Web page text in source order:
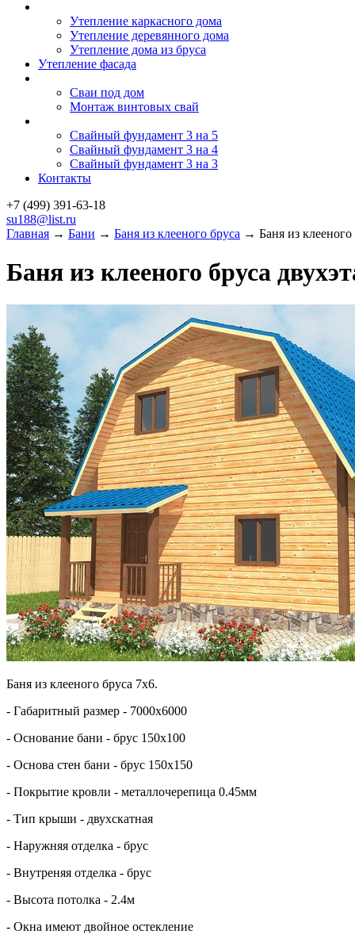
Утепление каркасного дома
Утепление деревянного дома
Утепление дома из бруса
Утепление фасада
Сваи под дом
Монтаж винтовых свай
Свайный фундамент 3 на 5
Свайный фундамент 3 на 4
Свайный фундамент 3 на 3
Контакты
+7 (499) 391-63-18
su188@list.ru
Главная → Бани → Баня из клееного бруса → Баня из клееного
Баня из клееного бруса
Баня из клееного бруса 7х6.
- Габаритный размер - 7000х6000
- Основание бани - брус 150х100
- Основа стен бани - брус 150х150
- Покрытие кровли - металлочерепица 0.45мм
- Тип крыши - двухскатная
- Наружняя отделка - брус
- Внутреняя отделка - брус
- Высота потолка - 2.4м
- Окна имеют двойное остекление